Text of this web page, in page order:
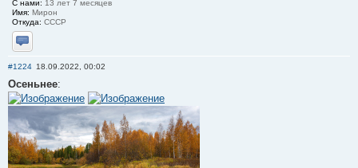
С нами: 13 лет 7 месяцев
Имя: Мирон
Откуда: СССР
Отправить личное сообщение
#1224 18.09.2022, 00:02
Осеньнее: